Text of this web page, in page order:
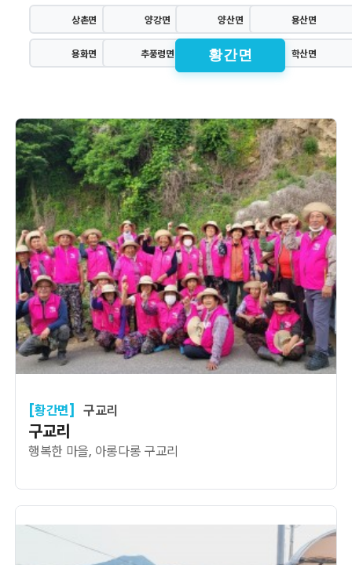
상촌면 양강면 양산면 용산면
용화면 추풍령면 황간면 학산면
[황간면] 구교리
구교리
행복한 마을, 아롱다롱 구교리